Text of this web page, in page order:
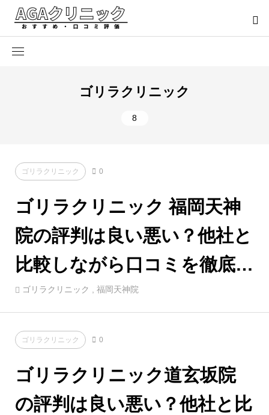
ゴリラクリニック
8
ゴリラクリニック 0
ゴリラクリニック 福岡天神
院の評判は良い悪い？他社と
比較しながら口コミを徹底評
価！
ゴリラクリニック , 福岡天神院
ゴリラクリニック 0
ゴリラクリニック道玄坂院
の評判は良い悪い？他社と比